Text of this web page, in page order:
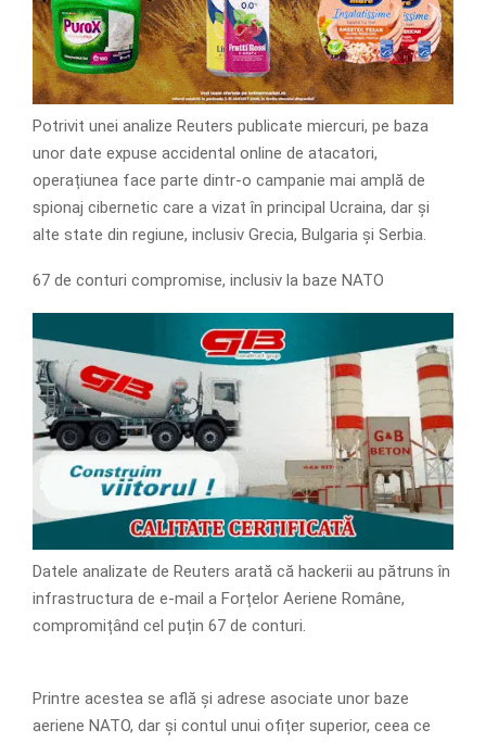
Potrivit unei analize Reuters publicate miercuri, pe baza
unor date expuse accidental online de atacatori,
operațiunea face parte dintr-o campanie mai amplă de
spionaj cibernetic care a vizat în principal Ucraina, dar și
alte state din regiune, inclusiv Grecia, Bulgaria și Serbia.
67 de conturi compromise, inclusiv la baze NATO
Datele analizate de Reuters arată că hackerii au pătruns în
infrastructura de e-mail a Forțelor Aeriene Române,
compromițând cel puțin 67 de conturi.
Printre acestea se află și adrese asociate unor baze
aeriene NATO, dar și contul unui ofițer superior, ceea ce